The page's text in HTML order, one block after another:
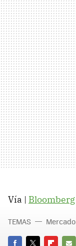
Vía | Bloomberg
TEMAS Mercado